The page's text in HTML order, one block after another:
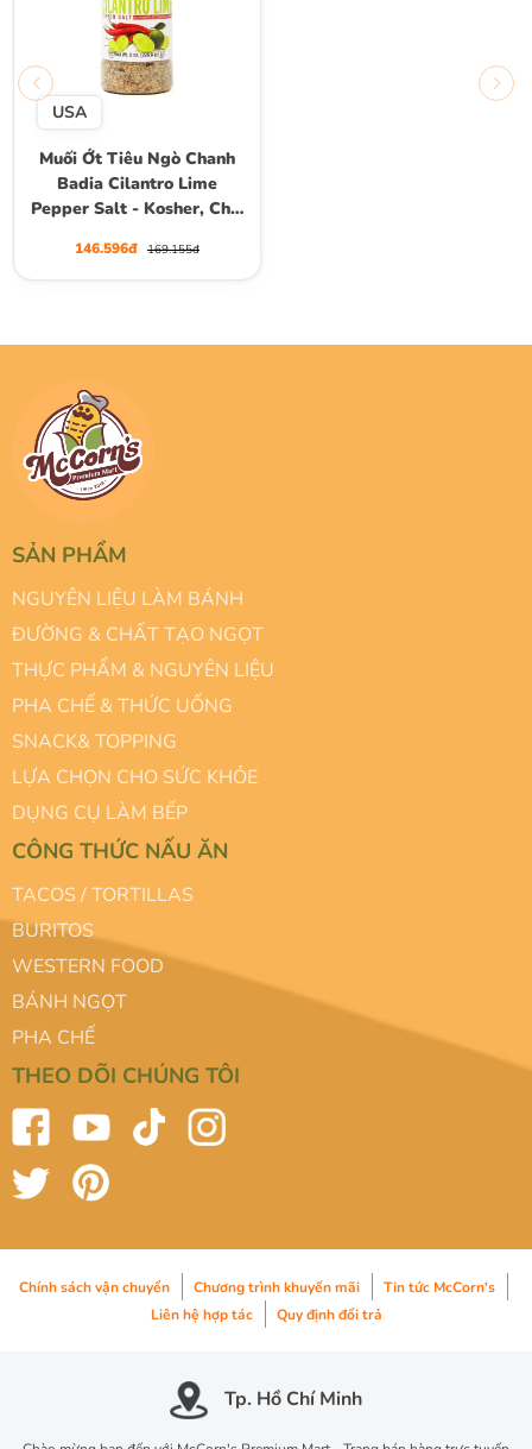
USA
Muối Ớt Tiêu Ngò Chanh
Badia Cilantro Lime
Pepper Salt - Kosher, Chai
146.596đ 169.155đ
SẢN PHẨM
NGUYÊN LIỆU LÀM BÁNH
ĐƯỜNG & CHẤT TẠO NGỌT
THỰC PHẨM & NGUYÊN LIỆU
PHA CHẾ & THỨC UỐNG
SNACK& TOPPING
LỰA CHỌN CHO SỨC KHỎE
DỤNG CỤ LÀM BẾP
CÔNG THỨC NẤU ĂN
TACOS / TORTILLAS
BURITOS
WESTERN FOOD
BÁNH NGỌT
PHA CHẾ
THEO DÕI CHÚNG TÔI
Chính sách vận chuyển Chương trình khuyến mãi
Tin tức McCorn's
Liên hệ hợp tác
Quy định đổi trả
Tp. Hồ Chí Minh